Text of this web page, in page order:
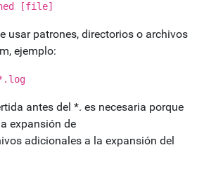
[file]
usar patrones, directorios o archivos
ejemplo:
antes del *. es necesaria porque
expansión de
adicionales a la expansión del